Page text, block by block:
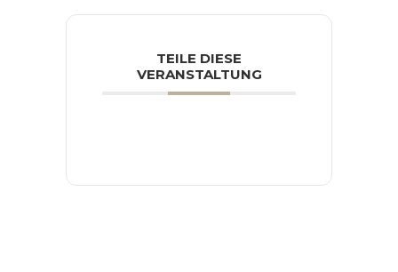
TEILE DIESE
VERANSTALTUNG